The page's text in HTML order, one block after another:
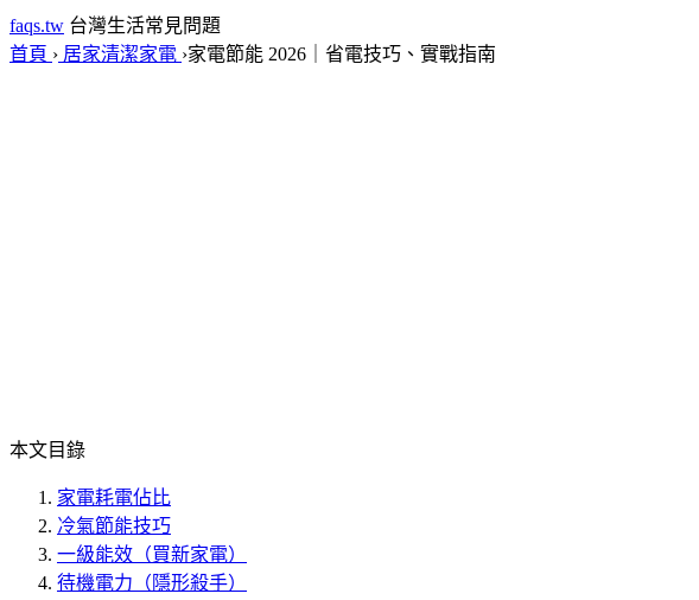
faqs.tw 台灣生活常見問題
首頁 › 居家清潔家電 ›家電節能 2026｜省電技巧、實戰指南
本文目錄
家電耗電佔比
冷氣節能技巧
一級能效（買新家電）
待機電力（隱形殺手）